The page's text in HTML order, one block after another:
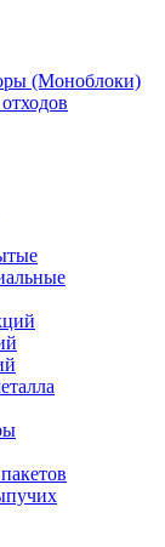
(Моноблоки)